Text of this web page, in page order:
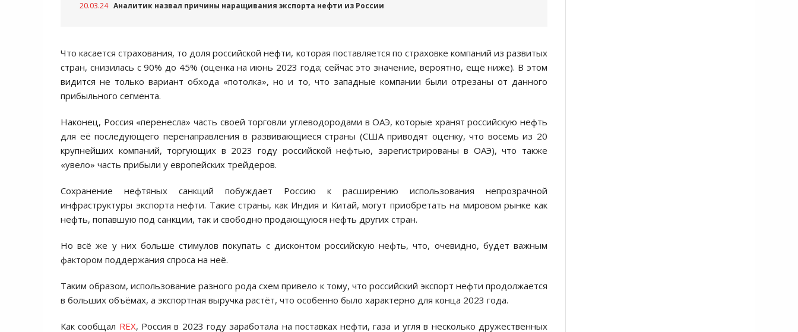
20.03.24 Аналитик назвал причины наращивания экспорта нефти из России
Что касается страхования, то доля российской нефти, которая поставляется по страховке компаний из развитых
стран, снизилась с 90% до 45% (оценка на июнь 2023 года; сейчас это значение, вероятно, ещё ниже). В этом
видится не только вариант обхода «потолка», но и то, что западные компании были отрезаны от данного
прибыльного сегмента.
Наконец, Россия «перенесла» часть своей торговли углеводородами в ОАЭ, которые хранят российскую нефть
для её последующего перенаправления в развивающиеся страны (США приводят оценку, что восемь из 20
крупнейших компаний, торгующих в 2023 году российской нефтью, зарегистрированы в ОАЭ), что также
«увело» часть прибыли у европейских трейдеров.
Сохранение нефтяных санкций побуждает Россию к расширению использования непрозрачной
инфраструктуры экспорта нефти. Такие страны, как Индия и Китай, могут приобретать на мировом рынке как
нефть, попавшую под санкции, так и свободно продающуюся нефть других стран.
Но всё же у них больше стимулов покупать с дисконтом российскую нефть, что, очевидно, будет важным
фактором поддержания спроса на неё.
Таким образом, использование разного рода схем привело к тому, что российский экспорт нефти продолжается
в больших объёмах, а экспортная выручка растёт, что особенно было характерно для конца 2023 года.
Как сообщал REX, Россия в 2023 году заработала на поставках нефти, газа и угля в несколько дружественных